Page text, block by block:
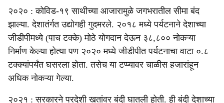
२०२० : कोविड-१९ साथीच्या आजारामुळे जगभरातील सीमा बंद
झाल्या. देशातंर्गत उद्योगही गुदमरले. २०१८ मध्ये पर्यटनाने देशाच्या
जीडीपीमध्ये (पाच टक्के) मोठे योगदान देऊन ३८,८०० नोकऱ्या
निर्माण केल्या होत्या पण २०२० मध्ये जीडीपीत पर्यटनाचा वाटा ०.८
टक्क्यांपर्यंत घसरला होता. तसेच या टप्प्यावर चाळीस हजारांहून
अधिक नोकऱ्या गेल्या.
२०२१ : सरकारने परदेशी खतांवर बंदी घातली होती. ही बंदी देशाच्या